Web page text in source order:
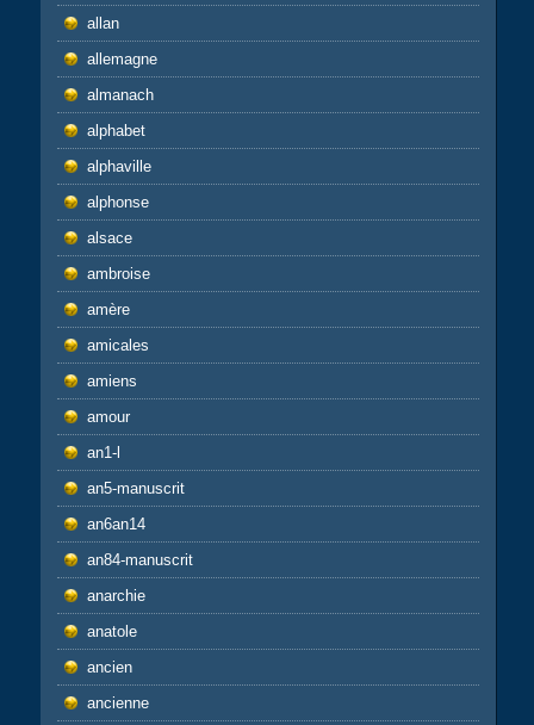
allan
allemagne
almanach
alphabet
alphaville
alphonse
alsace
ambroise
amère
amicales
amiens
amour
an1-l
an5-manuscrit
an6an14
an84-manuscrit
anarchie
anatole
ancien
ancienne